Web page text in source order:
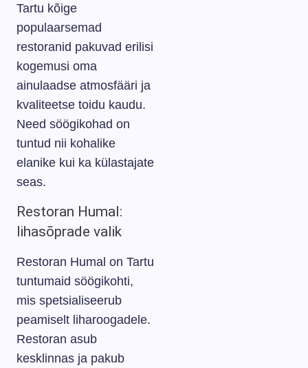
Tartu kõige
populaarsemad
restoranid pakuvad erilisi
kogemusi oma
ainulaadse atmosfääri ja
kvaliteetse toidu kaudu.
Need söögikohad on
tuntud nii kohalike
elanike kui ka külastajate
seas.
Restoran Humal:
lihasõprade valik
Restoran Humal on Tartu
tuntumaid söögikohti,
mis spetsialiseerub
peamiselt liharoogadele.
Restoran asub
kesklinnas ja pakub